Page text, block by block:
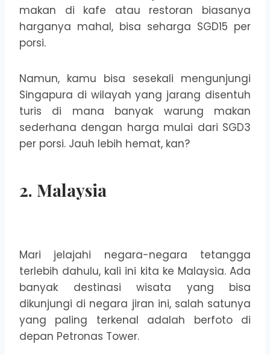
makan di kafe atau restoran biasanya
harganya mahal, bisa seharga SGD15 per
porsi.
Namun, kamu bisa sesekali mengunjungi
Singapura di wilayah yang jarang disentuh
turis di mana banyak warung makan
sederhana dengan harga mulai dari SGD3
per porsi. Jauh lebih hemat, kan?
2. Malaysia
Mari jelajahi negara-negara tetangga
terlebih dahulu, kali ini kita ke Malaysia. Ada
banyak destinasi wisata yang bisa
dikunjungi di negara jiran ini, salah satunya
yang paling terkenal adalah berfoto di
depan Petronas Tower.